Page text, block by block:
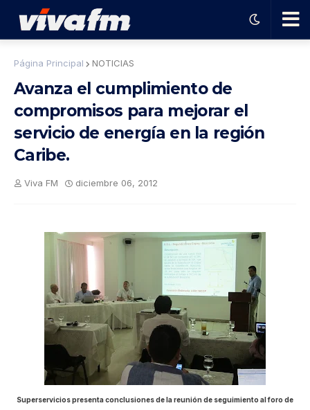
ble
gra
ma
Página Principal NOTICIAS
Avanza el cumplimiento de
compromisos para mejorar el
servicio de energía en la región
Caribe.
Viva FM diciembre 06, 2012
Superservicios presenta conclusiones de la reunión de seguimiento al foro de